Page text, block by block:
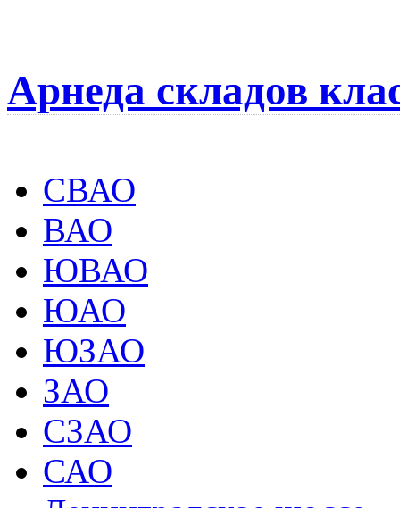
Арнеда складов
СВАО
ВАО
ЮВАО
ЮАО
ЮЗАО
ЗАО
СЗАО
САО